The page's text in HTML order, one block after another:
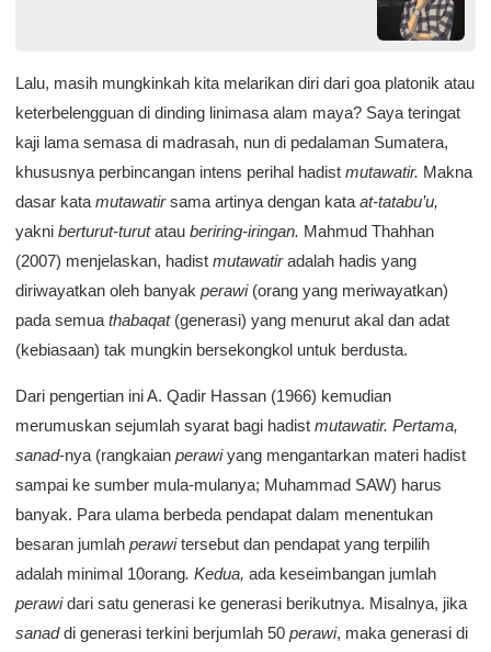
Lalu, masih mungkinkah kita melarikan diri dari goa platonik atau
keterbelengguan di dinding linimasa alam maya? Saya teringat
kaji lama semasa di madrasah, nun di pedalaman Sumatera,
khususnya perbincangan intens perihal hadist mutawatir. Makna
dasar katamutawatirsama artinya dengan kataat-tatabu’u,
yakni berturut-turutatau beriring-iringan. Mahmud Thahhan
(2007) menjelaskan, hadist mutawatiradalah hadis yang
diriwayatkan oleh banyak perawi(orang yang meriwayatkan)
pada semuathabaqat(generasi) yang menurut akal dan adat
(kebiasaan) tak mungkin bersekongkol untuk berdusta.
Dari pengertian ini A. Qadir Hassan (1966) kemudian
merumuskan sejumlah syarat bagi hadist mutawatir. Pertama,
sanad-nya (rangkaian perawiyang mengantarkan materi hadist
sampai ke sumber mula-mulanya; Muhammad SAW) harus
banyak. Para ulama berbeda pendapat dalam menentukan
besaran jumlah perawitersebut dan pendapat yang terpilih
adalah minimal 10orang. Kedua, ada keseimbangan jumlah
perawidari satu generasi ke generasi berikutnya. Misalnya, jika
sanaddi generasi terkini berjumlah 50 perawi, maka generasi di